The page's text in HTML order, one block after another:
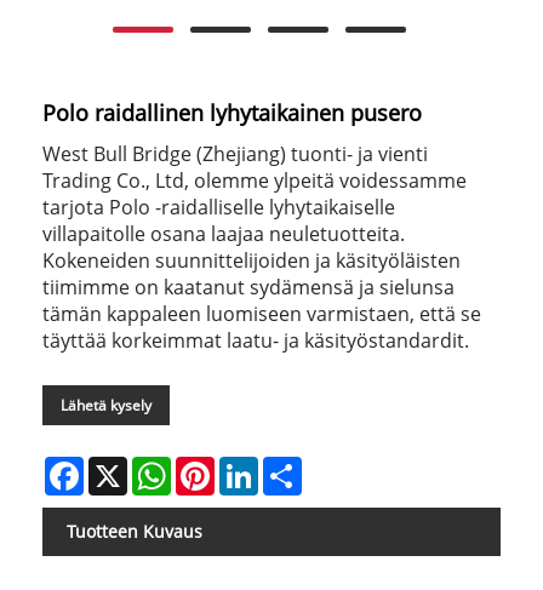
Polo raidallinen lyhytaikainen pusero
West Bull Bridge (Zhejiang) tuonti- ja vienti
Trading Co., Ltd, olemme ylpeitä voidessamme
tarjota Polo -raidalliselle lyhytaikaiselle
villapaitolle osana laajaa neuletuotteita.
Kokeneiden suunnittelijoiden ja käsityöläisten
tiimimme on kaatanut sydämensä ja sielunsa
tämän kappaleen luomiseen varmistaen, että se
täyttää korkeimmat laatu- ja käsityöstandardit.
Lähetä kysely
Facebook
X WhatsAppPinterestLinkedIn
Tuotteen Kuvaus